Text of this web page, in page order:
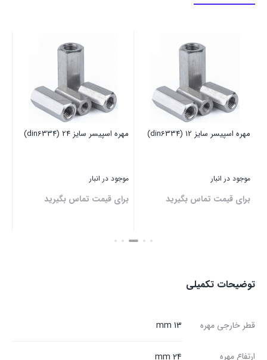
مهره اسپیسر سایز 12 (din6334)
موجود در انبار
برای قیمت تماس بگیرید
مهره اسپیسر سایز 24 (din6334)
موجود در انبار
برای قیمت تماس بگیرید
بستن
توضیحات تکمیلی
قطر خارجی مهره 13 mm
ارتفاع مهره 24 mm